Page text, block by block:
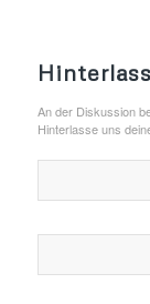
An der Diskussion
Hinterlasse uns